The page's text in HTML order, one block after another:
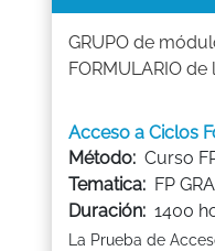
GRUPO de
FORMULARIO
Acceso a Ciclos
Método: Curso
Tematica: FP
Duración: 1400
La Prueba de